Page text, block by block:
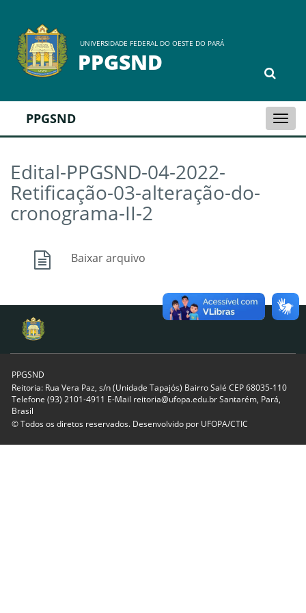
UNIVERSIDADE FEDERAL DO OESTE DO PARÁ
PPGSND
PPGSND
Edital-PPGSND-04-2022-
Retificação-03-alteração-do-
cronograma-II-2
Baixar arquivo
PPGSND
Reitoria: Rua Vera Paz, s/n (Unidade Tapajós) Bairro Salé CEP 68035-110
Telefone (93) 2101-4911 E-Mail reitoria@ufopa.edu.br Santarém, Pará,
Brasil
© Todos os diretos reservados. Desenvolvido por UFOPA/CTIC